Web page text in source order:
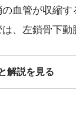
血管が収縮す
、左鎖骨下動
解説を見る